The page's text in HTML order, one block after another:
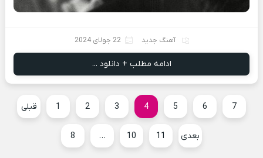
آهنگ جدید 22 جولای 2024
ادامه مطلب + دانلود ...
قبلی 1 2 3 4 5 6 7
8 … 10 11 بعدی